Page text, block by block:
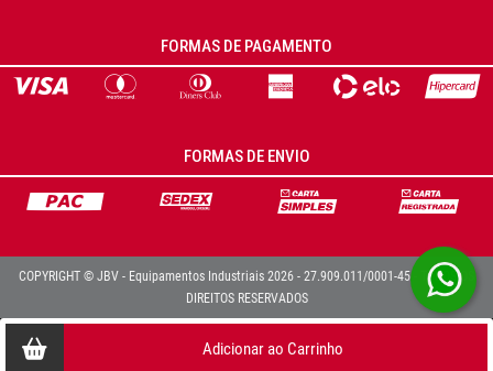
Adicionar ao Carrinho
FORMAS DE PAGAMENTO
FORMAS DE ENVIO
COPYRIGHT © JBV - Equipamentos Industriais 2026 - 27.909.011/0001-45 - TODOS OS
DIREITOS RESERVADOS